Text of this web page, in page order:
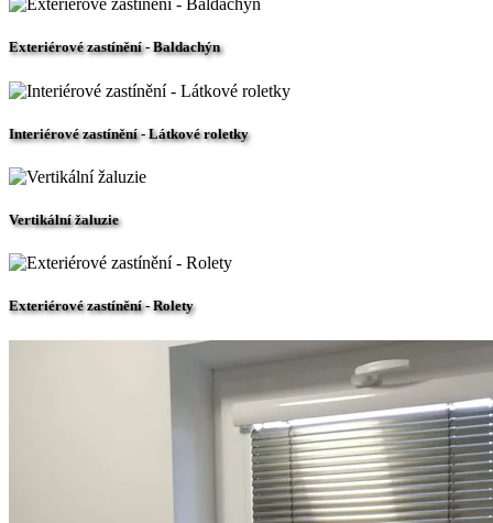
Exteriérové zastínění - Baldachýn
Interiérové zastínění - Látkové roletky
Vertikální žaluzie
Exteriérové zastínění - Rolety